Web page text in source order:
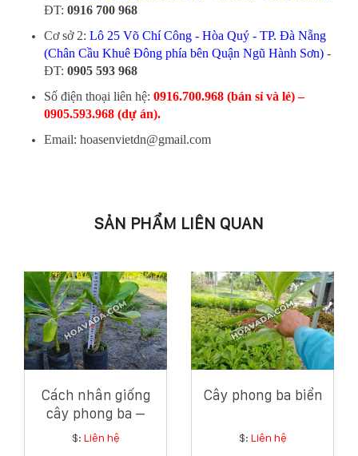
ĐT: 0916 700 968
Cơ sở 2: Lô 25 Võ Chí Công - Hòa Quý - TP. Đà Nẵng
(Chân Cầu Khuê Đông phía bên Quận Ngũ Hành Sơn) -
ĐT: 0905 593 968
​Số điện thoại liên hệ: 0916.700.968 (bán sỉ và lẻ) –
0905.593.968 (dự án).
Email: hoasenvietdn@gmail.com
SẢN PHẨM LIÊN QUAN
Cách nhân giống
cây phong ba –
Hướng dẫn chi tiết
$: Liên hệ
Cây phong ba biển
$: Liên hệ